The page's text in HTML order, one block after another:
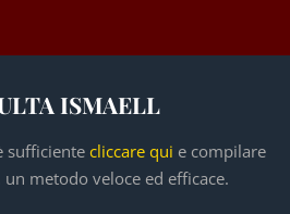
ISMAELL
sufficiente cliccare qui e compilare
metodo veloce ed efficace.